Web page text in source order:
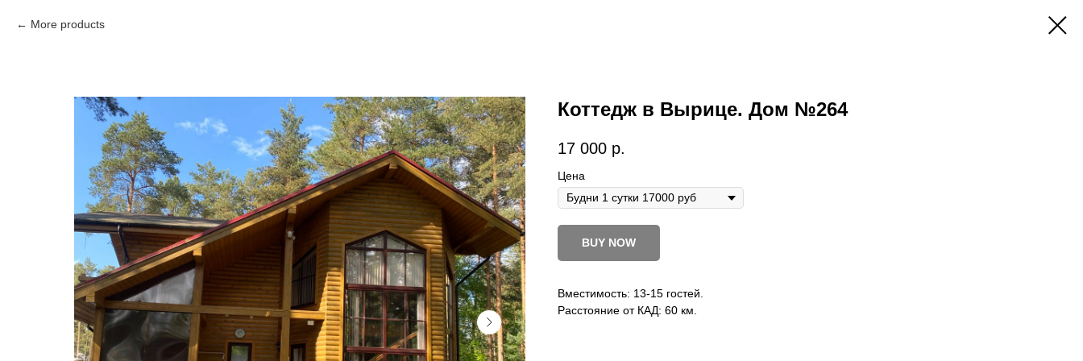
More products
Коттедж в Вырице. Дом №264
17 000 р.
Цена
BUY NOW
Вместимость: 13-15 гостей.
Расстояние от КАД: 60 км.